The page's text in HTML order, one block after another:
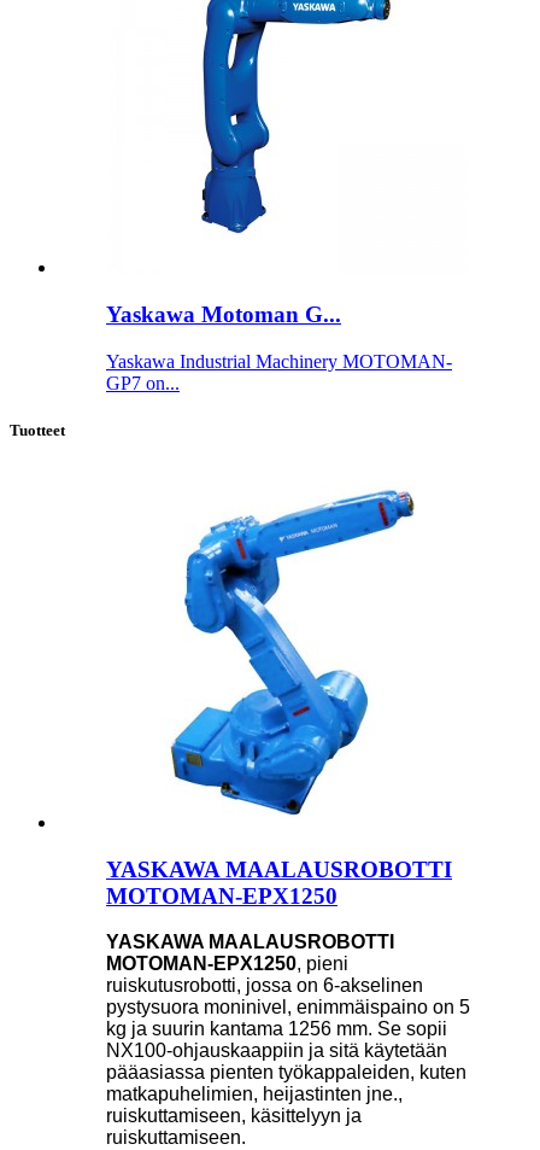
Yaskawa Motoman G...
Yaskawa Industrial Machinery MOTOMAN-
GP7 on...
Tuotteet
YASKAWA MAALAUSROBOTTI
MOTOMAN-EPX1250
YASKAWA MAALAUSROBOTTI
MOTOMAN-EPX1250, pieni
ruiskutusrobotti, jossa on 6-akselinen
pystysuora moninivel, enimmäispaino on 5
kg ja suurin kantama 1256 mm. Se sopii
NX100-ohjauskaappiin ja sitä käytetään
pääasiassa pienten työkappaleiden, kuten
matkapuhelimien, heijastinten jne.,
ruiskuttamiseen, käsittelyyn ja
ruiskuttamiseen.